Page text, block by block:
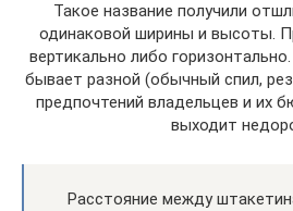
Такое название получили
одинаковой ширины и высоты.
вертикально либо
бывает разной (обычный спил,
предпочтений владельцев и их
выходит
Расстояние между